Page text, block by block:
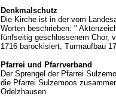
Denkmalschutz
Die Kirche ist in der vom
Worten beschrieben: "
fünfseitig geschlossenem Chor,
1716 barockisiert, Turmaufbau
Pfarrei und Pfarrverband
Der Sprengel der Pfarrei
die Pfarrei Sulzemoos
Odelzhausen.